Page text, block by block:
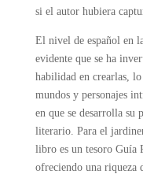
si el autor hubiera
El nivel de español en
evidente que se ha
habilidad en crearlas,
mundos y personajes
en que se desarrolla su
literario. Para el
libro es un tesoro Guía
ofreciendo una riqueza